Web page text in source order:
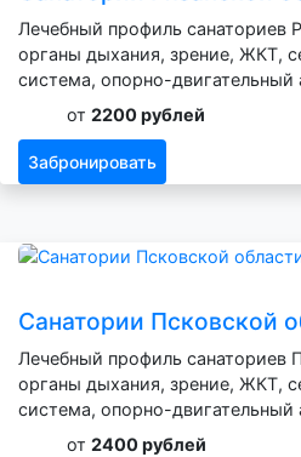
Лечебный профиль санаториев
органы дыхания, зрение, ЖКТ,
система, опорно-двигательный
от 2200 рублей
Забронировать
Санатории Псковской
Лечебный профиль санаториев
органы дыхания, зрение, ЖКТ,
система, опорно-двигательный
от 2400 рублей